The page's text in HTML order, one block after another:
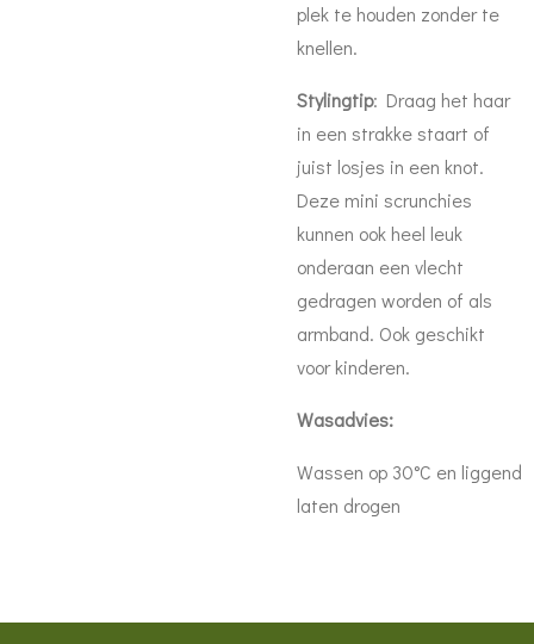
plek te houden zonder te
knellen.
Stylingtip: Draag het haar
in een strakke staart of
juist losjes in een knot.
Deze mini scrunchies
kunnen ook heel leuk
onderaan een vlecht
gedragen worden of als
armband. Ook geschikt
voor kinderen.
Wasadvies:
Wassen op 30°C en liggend
laten drogen